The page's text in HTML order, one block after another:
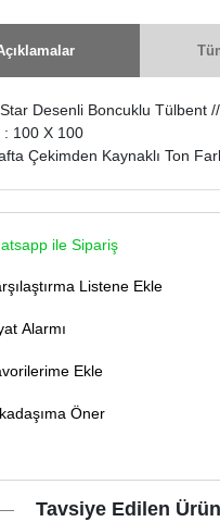
Desenli Boncuklu Tülbent //
: 100 X 100
Çekimden Kaynaklı Ton
ile Sipariş
Listene Ekle
Alarmı
Ekle
Öner
Tavsiye Edilen